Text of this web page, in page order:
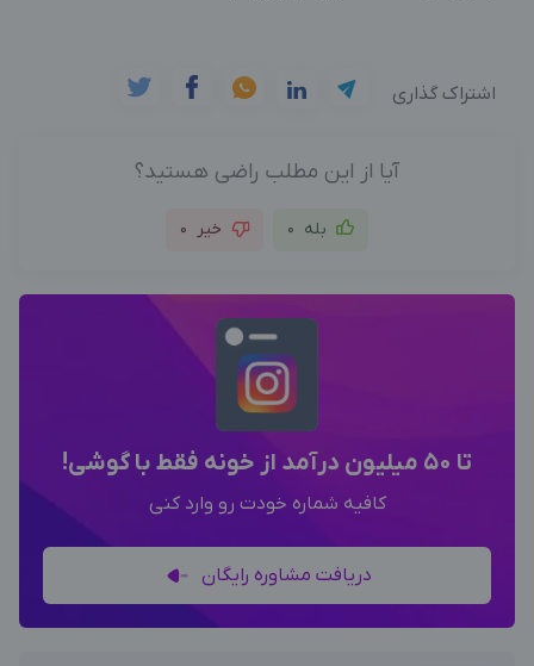
اشتراک گذاری
آیا از این مطلب راضی هستید؟
بله 0 خیر 0
تا 50 میلیون درآمد از خونه فقط با گوشی!
کافیه شماره خودت رو وارد کنی
دریافت مشاوره رایگان